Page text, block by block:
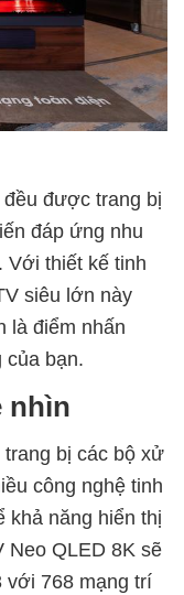
được trang bị
đáp ứng nhu
Với thiết kế tinh
siêu lớn này
là điểm nhấn
của bạn.
nhìn
bị các bộ xử
công nghệ tinh
khả năng hiển thị
Neo QLED 8K sẽ
với 768 mạng trí